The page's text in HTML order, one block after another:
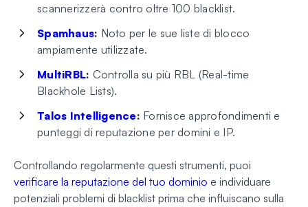
scannerizzerà contro oltre 100 blacklist.
Spamhaus: Noto per le sue liste di blocco
ampiamente utilizzate.
MultiRBL: Controlla su più RBL (Real-time
Blackhole Lists).
Talos Intelligence: Fornisce approfondimenti e
punteggi di reputazione per domini e IP.
Controllando regolarmente questi strumenti, puoi
verificare la reputazione del tuo dominio e individuare
potenziali problemi di blacklist prima che influiscano sulla